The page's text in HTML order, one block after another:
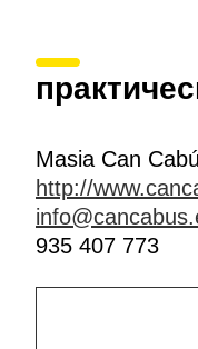
Masia Can
http://
935 407 773